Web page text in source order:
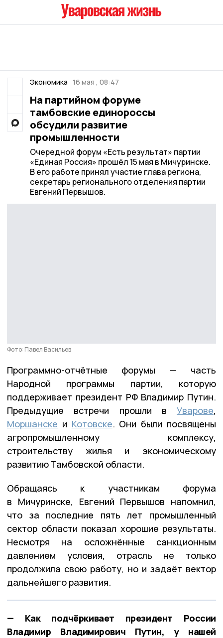
Экономика 16 мая , 08:47
На партийном форуме
тамбовские единороссы
обсудили развитие
промышленности
Очередной форум «Есть результат» партии
«Единая Россия» прошёл 15 мая в Мичуринске.
В его работе принял участие глава региона,
секретарь регионального отделения партии
Евгений Первышов.
Фото: Павел Васильев
Программно-отчётные форумы — часть
Народной программы партии, которую
поддерживает президент РФ Владимир Путин.
Предыдущие встречи прошли в Уварове,
Моршанске и Котовске. Они были посвящены
агропромышленному комплексу,
строительству жилья и экономическому
развитию Тамбовской области.
Обращаясь к участникам форума
в Мичуринске, Евгений Первышов напомнил,
что за последние пять лет промышленный
сектор области показал хорошие результаты.
Несмотря на осложнённые санкционным
давлением условия, отрасль не только
продолжила свою работу, но и задаёт вектор
дальнейшего развития.
— Как подчёркивает президент России
Владимир Владимирович Путин, у нашей